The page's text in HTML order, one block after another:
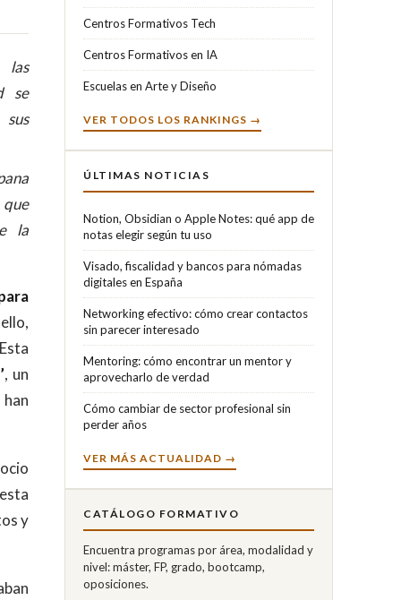
las
se
que
la
, un
y
Centros Formativos Tech
Centros Formativos en IA
Escuelas en Arte y Diseño
VER TODOS LOS RANKINGS →
ÚLTIMAS NOTICIAS
Notion, Obsidian o Apple Notes: qué app de
notas elegir según tu uso
Visado, fiscalidad y bancos para nómadas
digitales en España
Networking efectivo: cómo crear contactos
sin parecer interesado
Mentoring: cómo encontrar un mentor y
aprovecharlo de verdad
Cómo cambiar de sector profesional sin
perder años
VER MÁS ACTUALIDAD →
CATÁLOGO FORMATIVO
Encuentra programas por área, modalidad y
nivel: máster, FP, grado, bootcamp,
oposiciones.